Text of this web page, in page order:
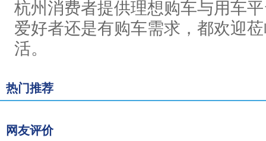
杭州消费者提供理想购车与用车
爱好者还是有购车需求，都欢迎
活。
热门推荐
网友评价